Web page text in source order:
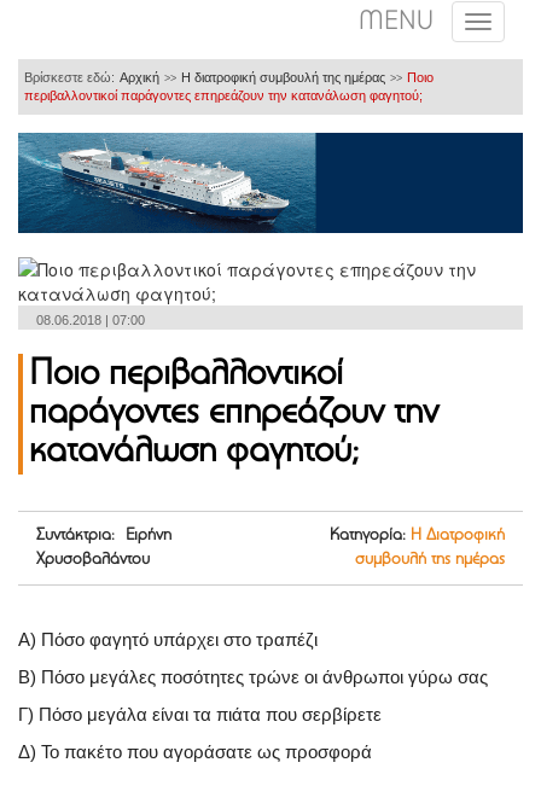
MENU
Βρίσκεστε εδώ: Αρχική >> Η διατροφική συμβουλή της ημέρας >> Ποιο
περιβαλλοντικοί παράγοντες επηρεάζουν την κατανάλωση φαγητού;
08.06.2018 | 07:00
Ποιο περιβαλλοντικοί
παράγοντες επηρεάζουν την
κατανάλωση φαγητού;
Συντάκτρια: Ειρήνη
Χρυσοβαλάντου
Κατηγορία: Η Διατροφική
συμβουλή της ημέρας
Α) Πόσο φαγητό υπάρχει στο τραπέζι
Β) Πόσο μεγάλες ποσότητες τρώνε οι άνθρωποι γύρω σας
Γ) Πόσο μεγάλα είναι τα πιάτα που σερβίρετε
Δ) Το πακέτο που αγοράσατε ως προσφορά